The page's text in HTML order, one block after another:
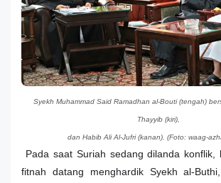
Syekh Muhammad Said Ramadhan al-Bouti (tengah)
Thayyib (kiri),
dan Habib Ali Al-Jufri (kanan). (Foto: waag-
Pada saat Suriah sedang dilanda konflik,
fitnah datang menghardik Syekh al-